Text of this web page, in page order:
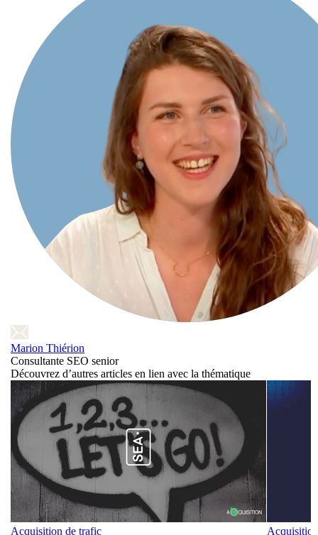
Marion Thiérion
Consultante SEO senior
Découvrez d’autres articles en lien avec la thématique
Acquisition de trafic